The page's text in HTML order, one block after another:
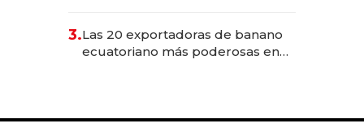
3.Las 20 exportadoras de banano
ecuatoriano más poderosas en